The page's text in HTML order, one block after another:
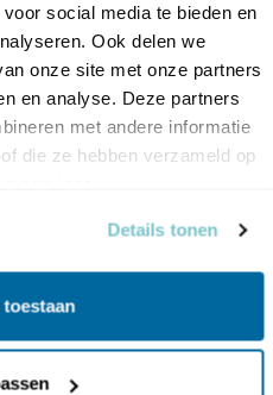
social media te bieden en
Ook delen we
onze site met onze partners
en analyse. Deze partners
met andere informatie
die ze hebben verzameld op
Details tonen